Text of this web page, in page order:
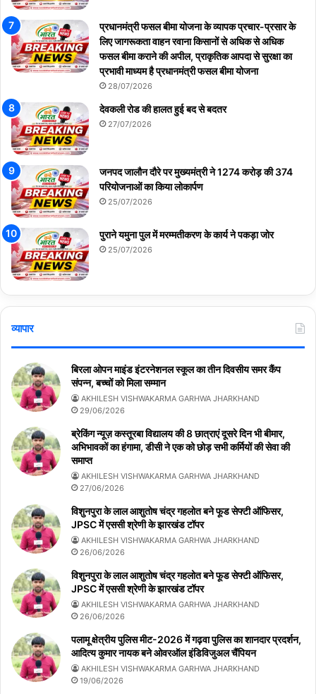
प्रधानमंत्री फसल बीमा योजना के व्यापक प्रचार-प्रसार के
लिए जागरूकता वाहन रवाना किसानों से अधिक से अधिक
फसल बीमा कराने की अपील, प्राकृतिक आपदा से सुरक्षा का
प्रभावी माध्यम है प्रधानमंत्री फसल बीमा योजना
28/07/2026
देवकली रोड की हालत हुई बद से बदतर
27/07/2026
जनपद जालौन दौरे पर मुख्यमंत्री ने 1274 करोड़ की 374
परियोजनाओं का किया लोकार्पण
25/07/2026
पुराने यमुना पुल में मरम्मतीकरण के कार्य ने पकड़ा जोर
25/07/2026
व्यापार
बिरला ओपन माइंड इंटरनेशनल स्कूल का तीन दिवसीय समर कैंप
संपन्न, बच्चों को मिला सम्मान
AKHILESH VISHWAKARMA GARHWA JHARKHAND
29/06/2026
ब्रेकिंग न्यूज़ कस्तूरबा विद्यालय की 8 छात्राएं दूसरे दिन भी बीमार,
अभिभावकों का हंगामा, डीसी ने एक को छोड़ सभी कर्मियों की सेवा की
समाप्त
AKHILESH VISHWAKARMA GARHWA JHARKHAND
27/06/2026
विशुनपुरा के लाल आशुतोष चंद्र गहलोत बने फूड सेफ्टी ऑफिसर,
JPSC में एससी श्रेणी के झारखंड टॉपर
AKHILESH VISHWAKARMA GARHWA JHARKHAND
26/06/2026
विशुनपुरा के लाल आशुतोष चंद्र गहलोत बने फूड सेफ्टी ऑफिसर,
JPSC में एससी श्रेणी के झारखंड टॉपर
AKHILESH VISHWAKARMA GARHWA JHARKHAND
26/06/2026
पलामू क्षेत्रीय पुलिस मीट-2026 में गढ़वा पुलिस का शानदार प्रदर्शन,
आदित्य कुमार नायक बने ओवरऑल इंडिविजुअल चैंपियन
AKHILESH VISHWAKARMA GARHWA JHARKHAND
19/06/2026